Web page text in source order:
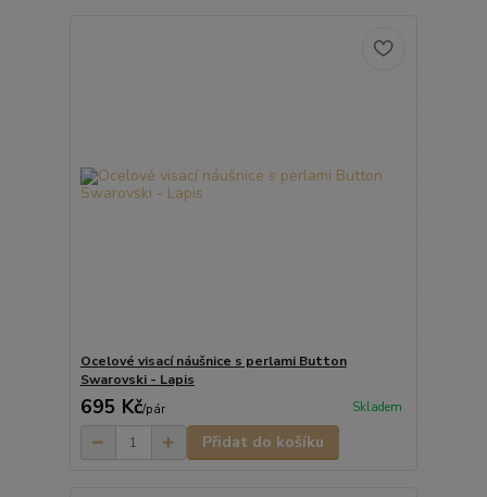
Ocelové visací náušnice s perlami Button
Swarovski - Lapis
695 Kč/pár Skladem
Přidat do košíku